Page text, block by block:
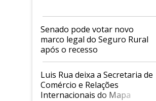
Senado pode votar novo
marco legal do Seguro Rural
após o recesso
Luis Rua deixa a Secretaria de
Comércio e Relações
Internacionais do Mapa